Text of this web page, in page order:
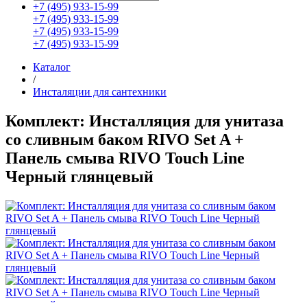
+7 (495) 933-15-99
+7 (495) 933-15-99
+7 (495) 933-15-99
+7 (495) 933-15-99
Каталог
/
Инсталяции для сантехники
Комплект: Инсталляция для унитаза
со сливным баком RIVO Set A +
Панель смыва RIVO Touch Line
Черный глянцевый